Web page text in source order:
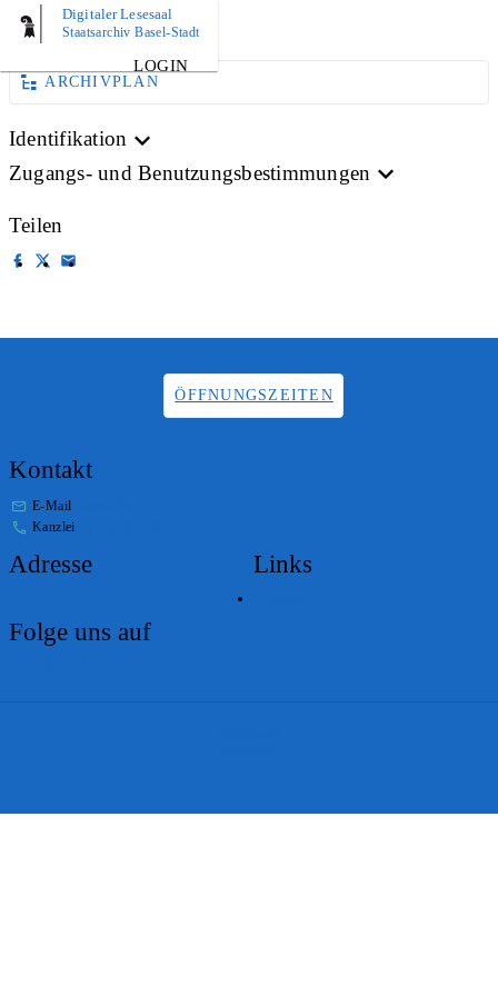
Digitaler Lesesaal
Staatsarchiv Basel-Stadt
LOGIN
AKTE
ARCHIVPLAN
Identifikation
Zugangs- und Benutzungsbestimmungen
Teilen
ÖFFNUNGSZEITEN
Kontakt
E-Mail
Kanzlei
Adresse Links
Folge uns auf